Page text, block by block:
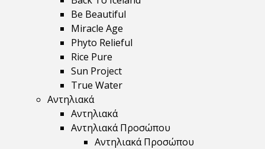
Be Beautiful
Miracle Age
Phyto Relieful
Rice Pure
Sun Project
True Water
Αντηλιακά
Αντηλιακά
Αντηλιακά Προσώπου
Αντηλιακά Προσώπου